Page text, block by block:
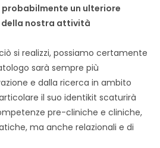
un ulteriore
nostra attività
si realizzi, possiamo certamente
sarà sempre più
e dalla ricerca in ambito
il suo identikit scaturirà
pre-cliniche e cliniche,
ma anche relazionali e di